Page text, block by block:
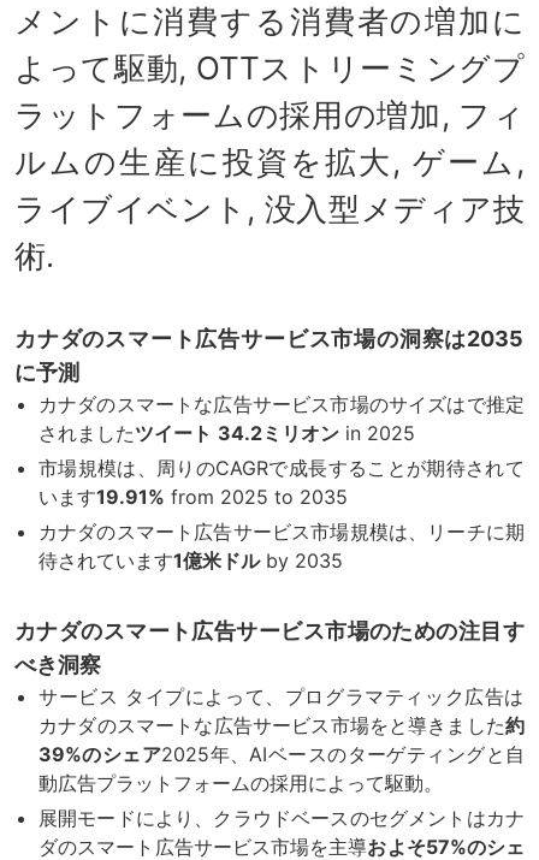
メントに消費する消費者の増加に
よって駆動, OTTストリーミングプ
ラットフォームの採用の増加, フィ
ルムの生産に投資を拡大, ゲーム,
ライブイベント, 没入型メディア技
術.
カナダのスマート広告サービス市場の洞察は2035
に予測
カナダのスマートな広告サービス市場のサイズはで推定
されましたツイート 34.2ミリオン in 2025
市場規模は、周りのCAGRで成長することが期待されて
います19.91% from 2025 to 2035
カナダのスマート広告サービス市場規模は、リーチに期
待されています1億米ドルby 2035
カナダのスマート広告サービス市場のための注目す
べき洞察
サービス タイプによって、プログラマティック広告は
カナダのスマートな広告サービス市場をと導きました約
39%のシェア2025年、AIベースのターゲティングと自
動広告プラットフォームの採用によって駆動。
展開モードにより、クラウドベースのセグメントはカナ
ダのスマート広告サービス市場を主導およそ57%のシェ